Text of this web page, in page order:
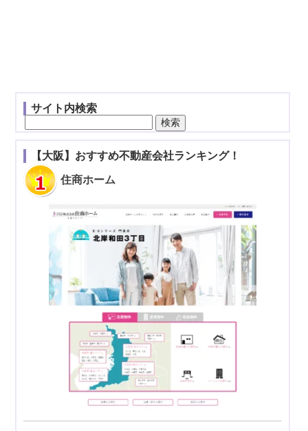
サイト内検索
【大阪】おすすめ不動産会社ランキング！
住商ホーム